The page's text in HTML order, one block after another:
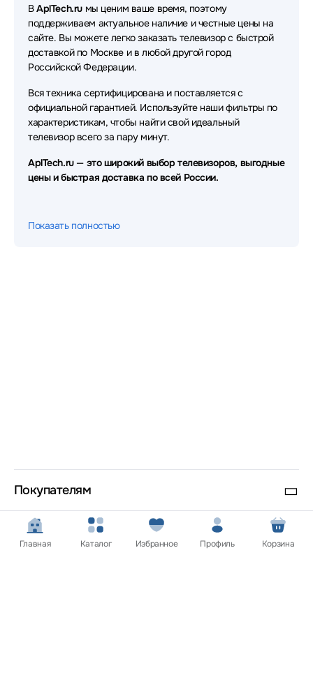
ВAplTech.ruмы ценим ваше время, поэтому
поддерживаем актуальное наличие и честные цены на
сайте. Вы можете легко заказать телевизор с быстрой
доставкой по Москве и в любой другой город
Российской Федерации.
Вся техника сертифицирована и поставляется с
официальной гарантией. Используйте наши фильтры по
характеристикам, чтобы найти свой идеальный
телевизор всего за пару минут.
AplTech.ru — это широкий выбор телевизоров, выгодные
цены и быстрая доставка по всей России.
Показать полностью
Покупателям
Нужна помощь? Мы на связи!
Главная Каталог Избранное Профиль Корзина